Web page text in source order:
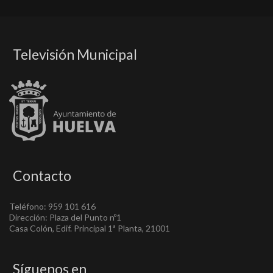
Televisión Municipal
Contacto
Teléfono: 959 101 616
Dirección: Plaza del Punto nº1
Casa Colón, Edif. Principal 1ª Planta, 21001
Síguenos en